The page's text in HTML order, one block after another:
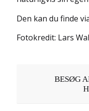
Den kan du finde
Fotokredit: Lars
BESØG